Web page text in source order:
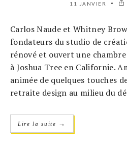
11 JANVIER
Carlos Naude et Whitney
fondateurs du studio de
rénové et ouvert une
à Joshua Tree en Californie.
animée de quelques touches
retraite design au milieu du
Lire la suite →